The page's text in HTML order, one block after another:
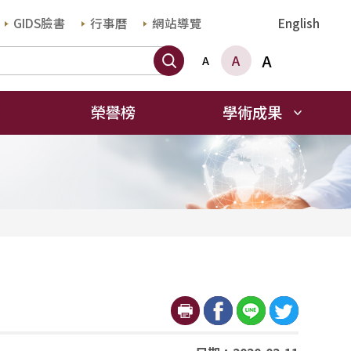
GIDS臉書 行事曆 網站導覽 English
搜尋A A A
榮譽榜 學術成果